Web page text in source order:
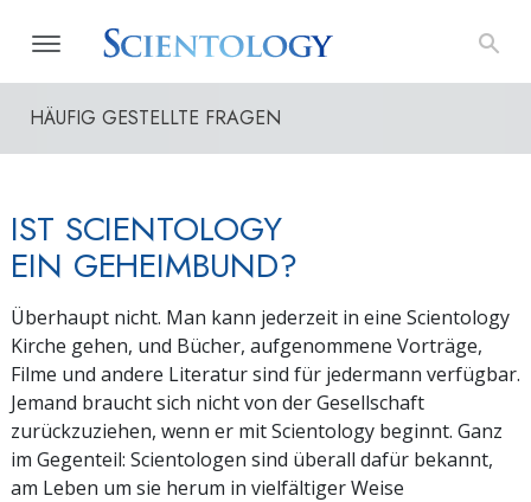
HÄUFIG GESTELLTE FRAGEN
IST SCIENTOLOGY
EIN GEHEIMBUND?
Überhaupt nicht. Man kann jederzeit in eine Scientology
Kirche gehen, und Bücher, aufgenommene Vorträge,
Filme und andere Literatur sind für jedermann verfügbar.
Jemand braucht sich nicht von der Gesellschaft
zurückzuziehen, wenn er mit Scientology beginnt. Ganz
im Gegenteil: Scientologen sind überall dafür bekannt,
am Leben um sie herum in vielfältiger Weise